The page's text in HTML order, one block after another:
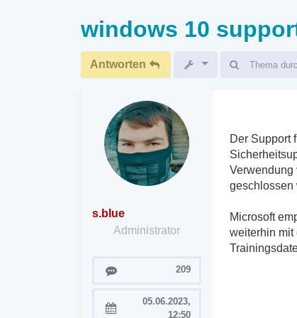
windows 10
Antworten
s.blue
Administrator
Beiträge 209
Registriert:
05.06.2023,
12:50
Der Support
Verwendung
geschlossen
Microsoft
weiterhin mit